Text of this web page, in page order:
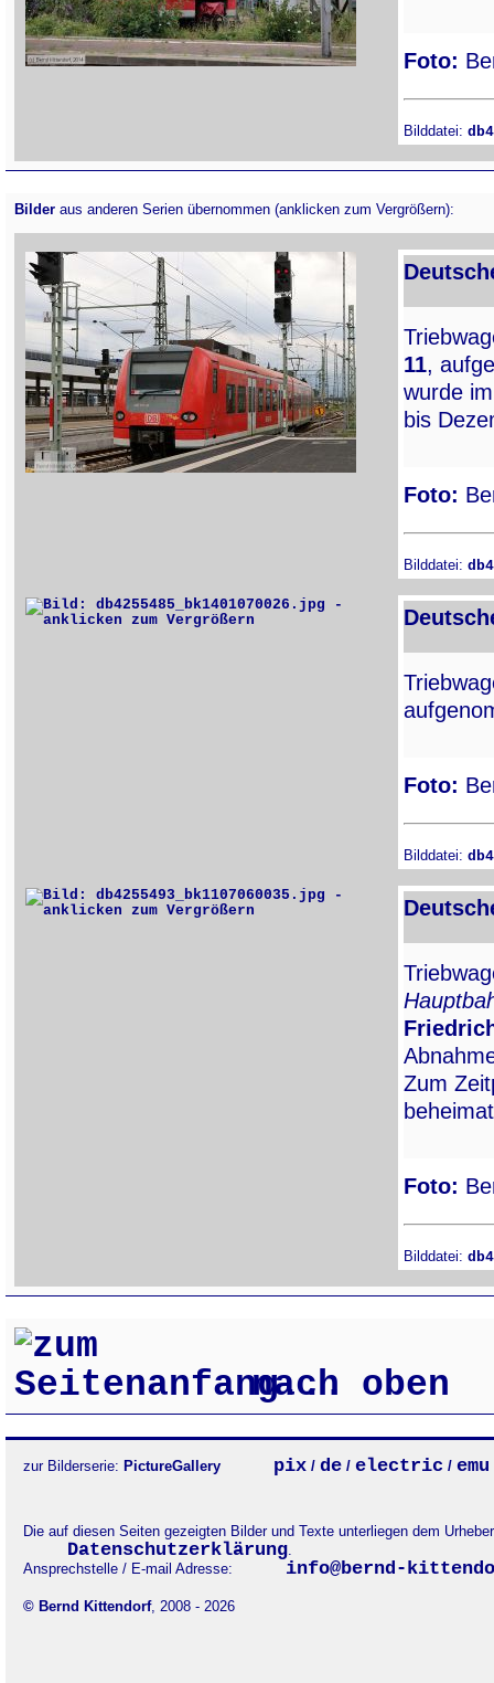
Foto:
Bilddatei:
Bilder aus anderen Serien übernommen (anklicken zum Vergrößern):
11,
wurde
bis
Foto:
Bilddatei:
Foto:
Bilddatei:
Zum
Foto:
Bilddatei:
nach oben
zur Bilderserie: PictureGallery pix / de / electric / emu
Die auf diesen Seiten gezeigten Bilder und Texte unterliegen dem
Datenschutzerklärung.
Ansprechstelle / E-mail Adresse:
info@bernd-
© Bernd Kittendorf, 2008 - 2026